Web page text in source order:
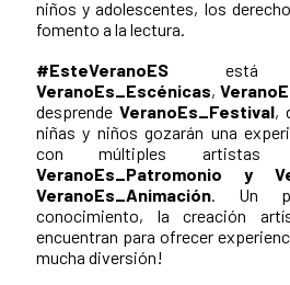
niños y adolescentes, los
fomento a la lectura.
#EsteVeranoES está
VeranoEs_Escénicas,
desprendeVeranoEs_Festival,
niñas y niños gozarán una
con múltiples artistas y
VeranoEs_Patromonio y
VeranoEs_Animación. Un
conocimiento, la creación
encuentran para ofrecer
mucha diversión!